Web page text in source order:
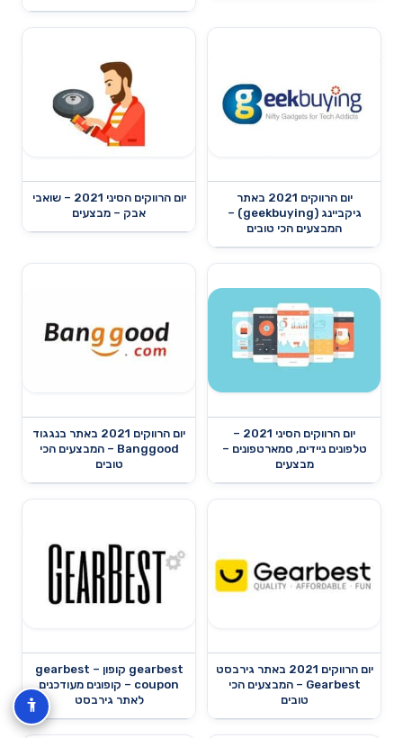
יום הרווקים 2021 באתר
גיקביינג (geekbuying) –
המבצעים הכי טובים
יום הרווקים הסיני 2021 – שואבי
אבק – מבצעים
יום הרווקים הסיני 2021 –
טלפונים ניידים, סמארטפונים –
מבצעים
יום הרווקים 2021 באתר בנגגוד
Banggood – המבצעים הכי
טובים
יום הרווקים 2021 באתר גירבסט
Gearbest – המבצעים הכי
טובים
gearbest קופון – gearbest
coupon – קופונים מעודכנים
לאתר גירבסט